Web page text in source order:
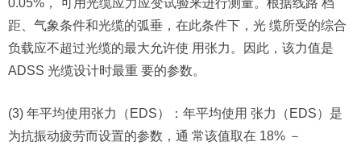
距、气象条件和光缆的弧垂，在此条件下，光 缆所受的综合
负载应不超过光缆的最大允许使 用张力。因此，该力值是
ADSS 光缆设计时最重 要的参数。
(3) 年平均使用张力（EDS）：年平均使用 张力（EDS）是
为抗振动疲劳而设置的参数，通 常该值取在 18% －